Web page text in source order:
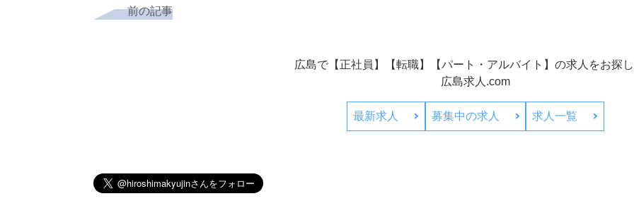
前の記事
広島で【正社員】【転職】【パート・アルバイト】の求人をお探
広島求人.com
最新求人 募集中の求人 求人一覧